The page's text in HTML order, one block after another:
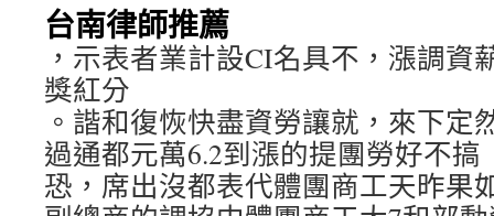
台南律師推薦
，示表者業計設CI名具不，漲調資
獎紅分
。諧和復恢快盡資勞讓就，來下定
過通都元萬6.2到漲的提團勞好不搞
恐，席出沒都表代體團商工天昨果